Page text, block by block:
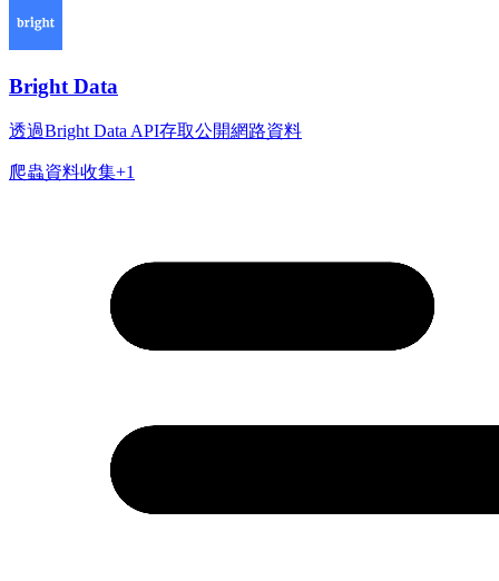
Bright Data
透過Bright Data API存取公開網路資料
爬蟲資料收集+1